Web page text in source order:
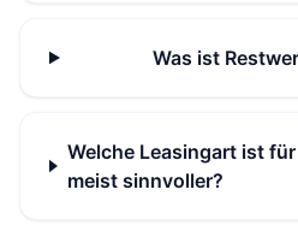
Was ist
Welche Leasingart ist
meist sinnvoller?